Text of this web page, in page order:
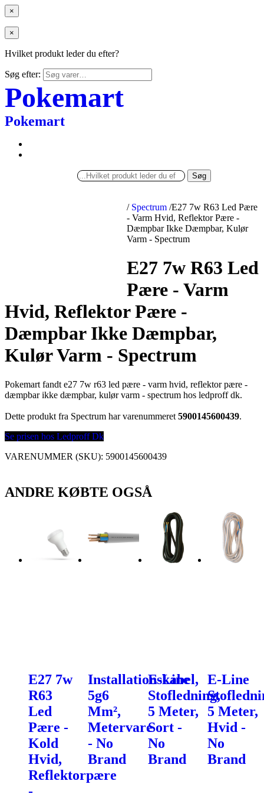
×
×
Hvilket produkt leder du efter?
Søg efter:
Pokemart
Pokemart
Søg
/ Spectrum /E27 7w R63 Led Pære
- Varm Hvid, Reflektor Pære -
Dæmpbar Ikke Dæmpbar, Kulør
Varm - Spectrum
E27 7w R63 Led
Pære - Varm
Hvid, Reflektor Pære -
Dæmpbar Ikke Dæmpbar,
Kulør Varm - Spectrum
Pokemart fandt e27 7w r63 led pære - varm hvid, reflektor pære -
dæmpbar ikke dæmpbar, kulør varm - spectrum hos ledproff dk.
Dette produkt fra Spectrum har varenummeret 5900145600439.
Se prisen hos Ledproff Dk
VARENUMMER (SKU): 5900145600439
ANDRE KØBTE OGSÅ
E27 7w
R63
Led
Pære -
Kold
Hvid,
Reflektorpære
-
Installationskabel,
5g6
Mm²,
Metervare
- No
Brand
E-Line
Stofledning,
5 Meter,
Sort -
No
Brand
E-Line
5 Meter,
Hvid -
No
Brand